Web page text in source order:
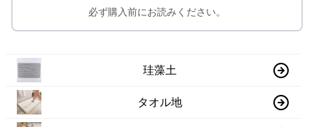
必ず購入前にお読みください。
珪藻土
タオル地